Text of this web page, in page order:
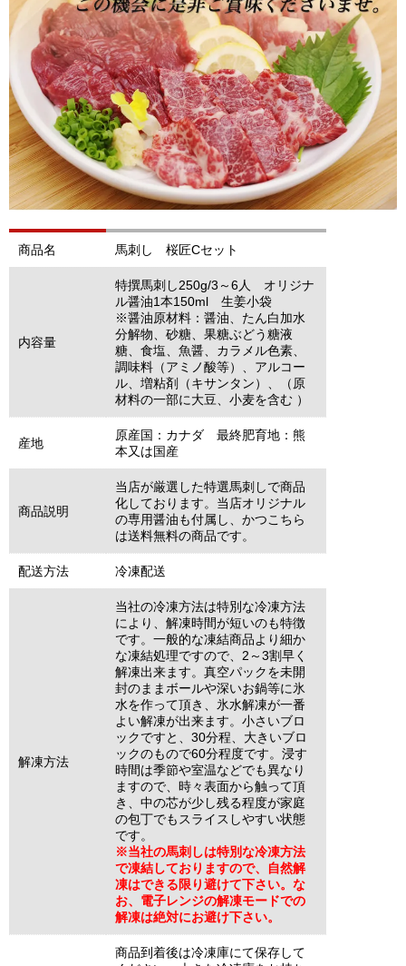
商品名 馬刺し 桜匠Cセット
内容量
特撰馬刺し250g/3～6人 オリジナ
ル醤油1本150ml 生姜小袋
※醤油原材料：醤油、たん白加水
分解物、砂糖、果糖ぶどう糖液
糖、食塩、魚醤、カラメル色素、
調味料（アミノ酸等）、アルコー
ル、増粘剤（キサンタン）、（原
材料の一部に大豆、小麦を含む ）
産地
原産国：カナダ 最終肥育地：熊
本又は国産
商品説明
当店が厳選した特選馬刺しで商品
化しております。当店オリジナル
の専用醤油も付属し、かつこちら
は送料無料の商品です。
配送方法 冷凍配送
解凍方法
当社の冷凍方法は特別な冷凍方法
により、解凍時間が短いのも特徴
です。一般的な凍結商品より細か
な凍結処理ですので、2～3割早く
解凍出来ます。真空パックを未開
封のままボールや深いお鍋等に氷
水を作って頂き、氷水解凍が一番
よい解凍が出来ます。小さいブロ
ックですと、30分程、大きいブロ
ックのもので60分程度です。浸す
時間は季節や室温などでも異なり
ますので、時々表面から触って頂
き、中の芯が少し残る程度が家庭
の包丁でもスライスしやすい状態
です。
※当社の馬刺しは特別な冷凍方法
で凍結しておりますので、自然解
凍はできる限り避けて下さい。な
お、電子レンジの解凍モードでの
解凍は絶対にお避け下さい。
商品到着後は冷凍庫にて保存して